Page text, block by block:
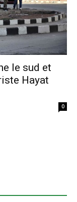
le sud et
Hayat
0